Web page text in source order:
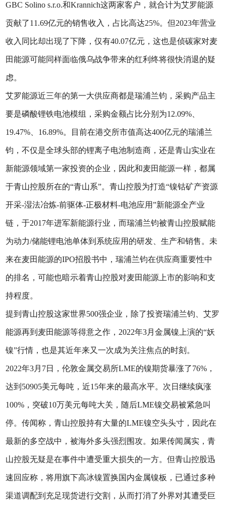
GBC Solino s.r.o.和Krannich这两家客户，就合计为艾罗能源
贡献了11.69亿元的销售收入，占比高达25%。但2023年营业
收入同比却出现了下降，仅有40.07亿元，这也是侦碳家对麦
田能源可能同样面临俄乌战争带来的红利终将很快消退的疑
虑。
艾罗能源近三年的第一大供应商都是瑞浦兰钧，采购产品主
要是磷酸锂铁电池模组，采购金额占比分别为12.09%、
19.47%、16.89%。目前在港交所市值高达400亿元的瑞浦兰
钧，不仅是全球头部的锂离子电池制造商，还是青山实业在
新能源领域第一家投资的企业，因此和麦田能源一样，都属
于青山控股所在的“青山系”。青山控股为打造“镍钴矿产资源
开采-湿法冶炼-前驱体-正极材料-电池应用”新能源全产业
链，于2017年进军新能源行业，而瑞浦兰钧被青山控股赋能
为动力/储能锂电池单体到系统应用的研发、生产和销售。未
来在麦田能源的IPO招股书中，瑞浦兰钧在供应商重要性中
的排名，可能也暗示着青山控股对麦田能源上市的影响和支
持程度。
提到青山控股这家世界500强企业，除了投资瑞浦兰钧、艾罗
能源再到麦田能源等得意之作，2022年3月金属镍上演的“妖
镍”行情，也是其近年来又一次成为关注焦点的时刻。
2022年3月7日，伦敦金属交易所LME的镍期货暴涨了76%，
达到50905美元每吨，近15年来的最高水平。次日继续疯涨
100%，突破10万美元每吨大关，随后LME镍交易被紧急叫
停。传闻称，青山控股持有大量的LME镍空头头寸，因此在
最新的多空战中，被海外多头强烈围攻。如果传闻属实，青
山控股无疑是在事件中遭受重大损失的一方。但青山控股迅
速回应称，将用旗下高冰镍置换国内金属镍板，已通过多种
渠道调配到充足现货进行交割，从而打消了外界对其遭受巨